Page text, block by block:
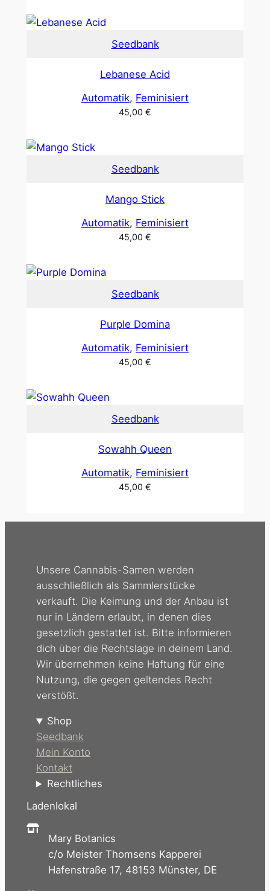
Seedbank
Lebanese Acid
Automatik, Feminisiert
45,00 €
Seedbank
Mango Stick
Automatik, Feminisiert
45,00 €
Seedbank
Purple Domina
Automatik, Feminisiert
45,00 €
Seedbank
Sowahh Queen
Automatik, Feminisiert
45,00 €
Unsere Cannabis-Samen werden
ausschließlich als Sammlerstücke
verkauft. Die Keimung und der Anbau ist
nur in Ländern erlaubt, in denen dies
gesetzlich gestattet ist. Bitte informieren
dich über die Rechtslage in deinem Land.
Wir übernehmen keine Haftung für eine
Nutzung, die gegen geltendes Recht
verstößt.
Shop
Seedbank
Mein Konto
Kontakt
Rechtliches
Ladenlokal
Mary Botanics
c/o Meister Thomsens Kapperei
Hafenstraße 17, 48153 Münster, DE